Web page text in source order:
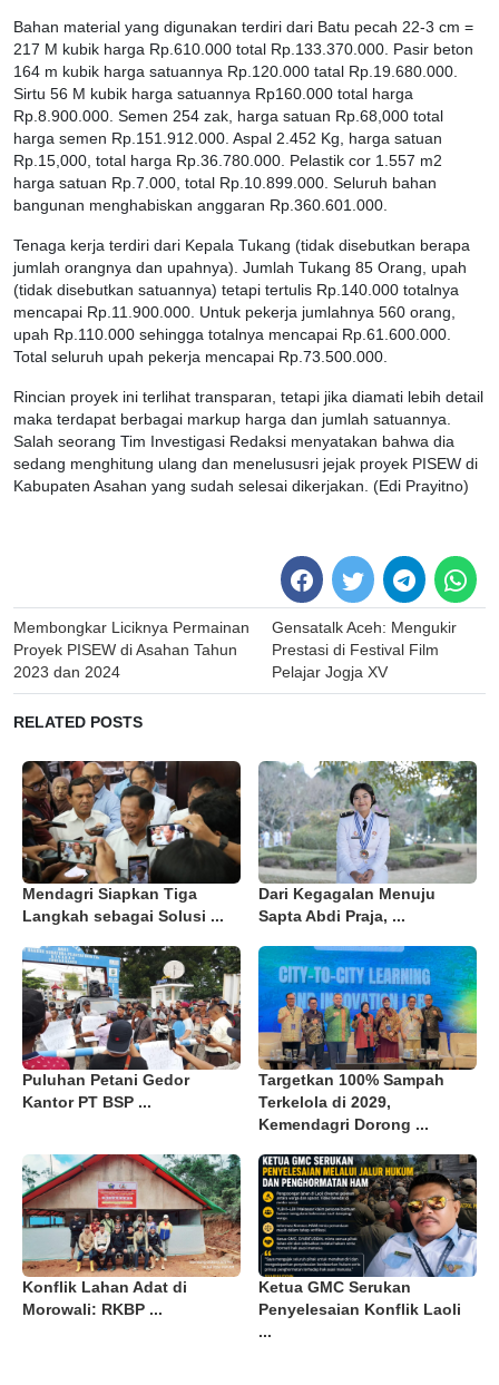
Bahan material yang digunakan terdiri dari Batu pecah 22-3 cm =
217 M kubik harga Rp.610.000 total Rp.133.370.000. Pasir beton
164 m kubik harga satuannya Rp.120.000 tatal Rp.19.680.000.
Sirtu 56 M kubik harga satuannya Rp160.000 total harga
Rp.8.900.000. Semen 254 zak, harga satuan Rp.68,000 total
harga semen Rp.151.912.000. Aspal 2.452 Kg, harga satuan
Rp.15,000, total harga Rp.36.780.000. Pelastik cor 1.557 m2
harga satuan Rp.7.000, total Rp.10.899.000. Seluruh bahan
bangunan menghabiskan anggaran Rp.360.601.000.
Tenaga kerja terdiri dari Kepala Tukang (tidak disebutkan berapa
jumlah orangnya dan upahnya). Jumlah Tukang 85 Orang, upah
(tidak disebutkan satuannya) tetapi tertulis Rp.140.000 totalnya
mencapai Rp.11.900.000. Untuk pekerja jumlahnya 560 orang,
upah Rp.110.000 sehingga totalnya mencapai Rp.61.600.000.
Total seluruh upah pekerja mencapai Rp.73.500.000.
Rincian proyek ini terlihat transparan, tetapi jika diamati lebih detail
maka terdapat berbagai markup harga dan jumlah satuannya.
Salah seorang Tim Investigasi Redaksi menyatakan bahwa dia
sedang menghitung ulang dan menelususri jejak proyek PISEW di
Kabupaten Asahan yang sudah selesai dikerjakan. (Edi Prayitno)
Post
navigation
Membongkar Liciknya Permainan
Proyek PISEW di Asahan Tahun
2023 dan 2024
Gensatalk Aceh: Mengukir
Prestasi di Festival Film
Pelajar Jogja XV
RELATED POSTS
Mendagri Siapkan Tiga
Langkah sebagai Solusi ...
Dari Kegagalan Menuju
Sapta Abdi Praja, ...
Puluhan Petani Gedor
Kantor PT BSP ...
Targetkan 100% Sampah
Terkelola di 2029,
Kemendagri Dorong ...
Konflik Lahan Adat di
Morowali: RKBP ...
Ketua GMC Serukan
Penyelesaian Konflik Laoli
...